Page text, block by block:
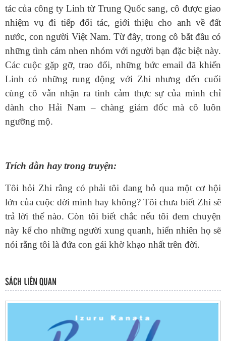
tác của công ty Linh từ Trung Quốc sang, cô được giao
nhiệm vụ đi tiếp đối tác, giới thiệu cho anh về đất
nước, con người Việt Nam. Từ đây, trong cô bắt đầu có
những tình cảm nhen nhóm với người bạn đặc biệt này.
Các cuộc gặp gỡ, trao đổi, những bức email đã khiến
Linh có những rung động với Zhi nhưng đến cuối
cùng cô vẫn nhận ra tình cảm thực sự của mình chỉ
dành cho Hải Nam – chàng giám đốc mà cô luôn
ngưỡng mộ.
Trích dẫn hay trong truyện:
Tôi hỏi Zhi rằng có phải tôi đang bỏ qua một cơ hội
lớn của cuộc đời mình hay không? Tôi chưa biết Zhi sẽ
trả lời thế nào. Còn tôi biết chắc nếu tôi đem chuyện
này kể cho những người xung quanh, hiển nhiên họ sẽ
nói rằng tôi là đứa con gái khờ khạo nhất trên đời.
SÁCH LIÊN QUAN